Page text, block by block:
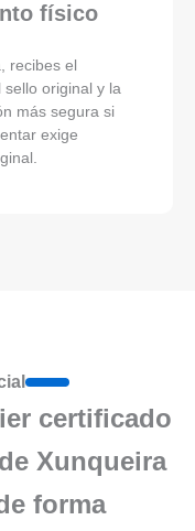
físico
recibes el
original y la
más segura si
exige
certificado
Xunqueira
forma